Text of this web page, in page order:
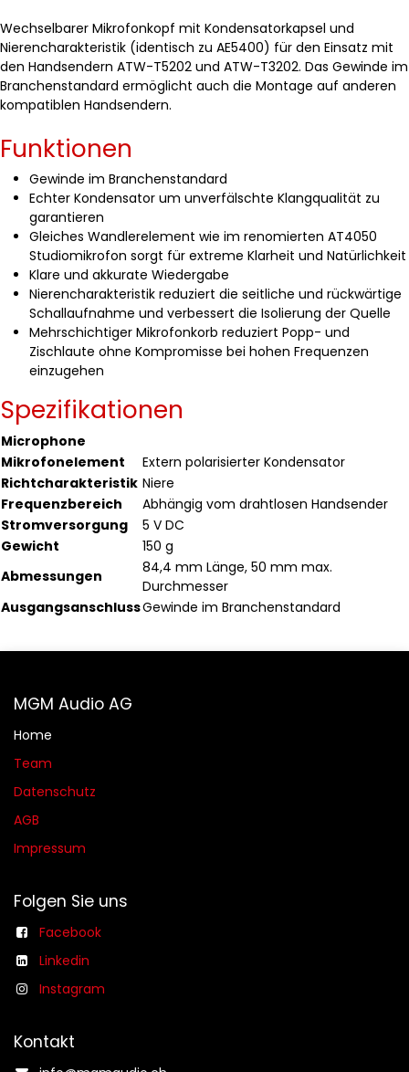
Wechselbarer Mikrofonkopf mit Kondensatorkapsel und
Nierencharakteristik (identisch zu AE5400) für den Einsatz mit
den Handsendern ATW-T5202 und ATW-T3202. Das Gewinde im
Branchenstandard ermöglicht auch die Montage auf anderen
kompatiblen Handsendern.
Funktionen
Gewinde im Branchenstandard
Echter Kondensator um unverfälschte Klangqualität zu
garantieren
Gleiches Wandlerelement wie im renomierten AT4050
Studiomikrofon sorgt für extreme Klarheit und Natürlichkeit
Klare und akkurate Wiedergabe
Nierencharakteristik reduziert die seitliche und rückwärtige
Schallaufnahme und verbessert die Isolierung der Quelle
Mehrschichtiger Mikrofonkorb reduziert Popp- und
Zischlaute ohne Kompromisse bei hohen Frequenzen
einzugehen
Spezifikationen
Microphone
Mikrofonelement
Extern polarisierter Kondensator
Richtcharakteristik Niere
Frequenzbereich
Abhängig vom drahtlosen Handsender
Stromversorgung
5 V DC
Gewicht
150 g
Abmessungen
84,4 mm Länge, 50 mm max.
Durchmesser
AusgangsanschlussGewinde im Branchenstandard
MGM Audio AG
Home
Team
Datenschutz
AGB​​
Impressum
Folgen Sie uns
Facebook
Linkedin
Instagram
Kontakt